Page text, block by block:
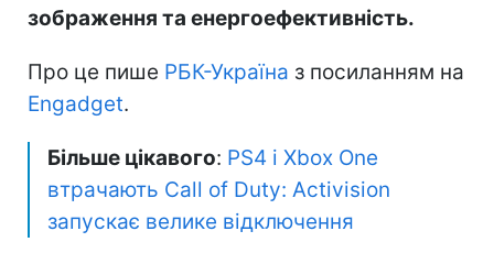
зображення та енергоефективність.
Про це пише РБК-Україна з посиланням на
Engadget.
Більше цікавого: PS4 і Xbox One
втрачають Call of Duty: Activision
запускає велике відключення